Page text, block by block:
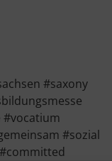
#saxony
#sozial